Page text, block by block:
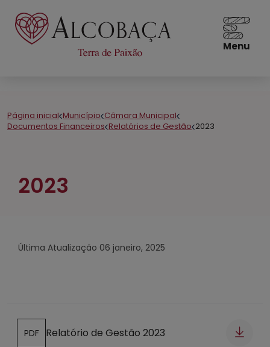
Menu
Página inicial Município Câmara Municipal
Documentos Financeiros Relatórios de Gestão 2023
2023
Última Atualização 06 janeiro, 2025
Abre num novo separador
PDF Relatório de Gestão 2023